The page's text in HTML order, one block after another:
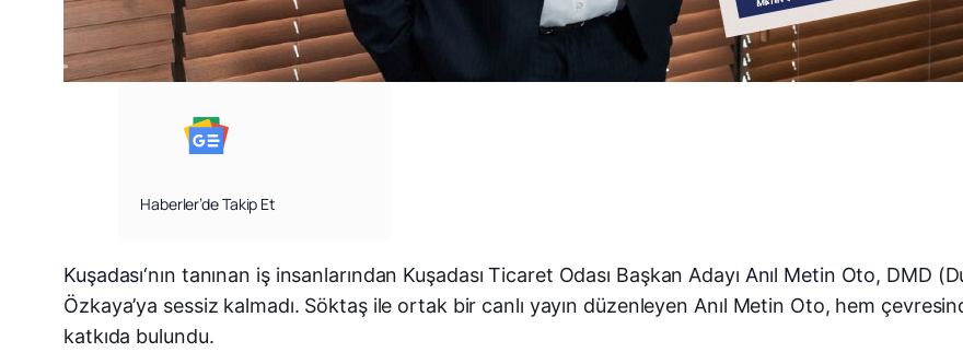
Haberler’de Takip Et
Kuşadası‘nın tanınan iş insanlarından Kuşadası Ticaret Odası Başkan Adayı Anıl Metin Oto, DMD
Özkaya’ya sessiz kalmadı. Söktaş ile ortak bir canlı yayın düzenleyen Anıl Metin Oto, hem
katkıda bulundu.